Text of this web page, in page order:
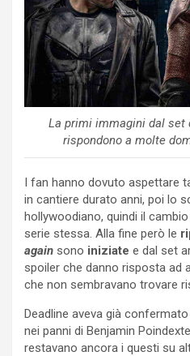
La primi immagini dal set
rispondono a molte
I fan hanno dovuto aspettare
in cantiere durato anni, poi lo
hollywoodiano, quindi il
serie stessa. Alla fine però le
again sono iniziate e dal set
spoiler che danno risposta ad
che non sembravano trovare
Deadline aveva già confermato
nei panni di Benjamin
restavano ancora i questi su